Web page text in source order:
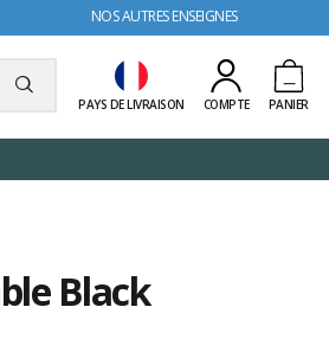
NOS AUTRES ENSEIGNES
PAYS DE LIVRAISON COMPTE PANIER
Black